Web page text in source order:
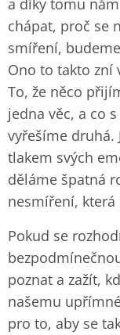
a díky tomu
chápat, proč se
smíření,
Ono to takto zní
To, že něco
jedna věc, a co
vyřešíme druhá.
tlakem svých
děláme špatná
nesmíření, která
Pokud se
poznat a zažít,
našemu
pro to, aby se